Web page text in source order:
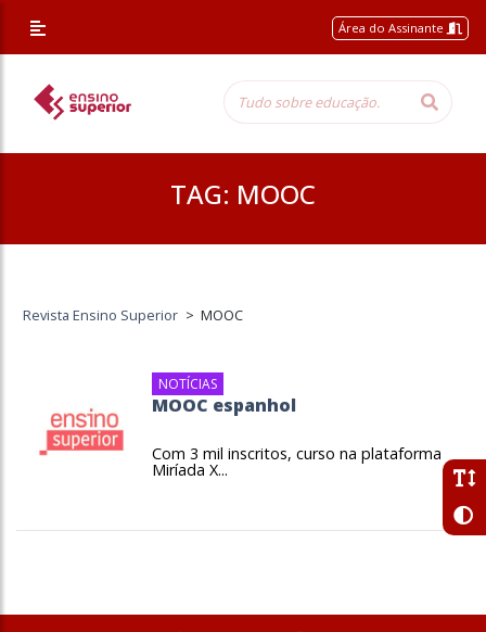
Área do Assinante
TAG: MOOC
Revista Ensino Superior > MOOC
NOTÍCIAS
MOOC espanhol
Com 3 mil inscritos, curso na plataforma
Miríada X...